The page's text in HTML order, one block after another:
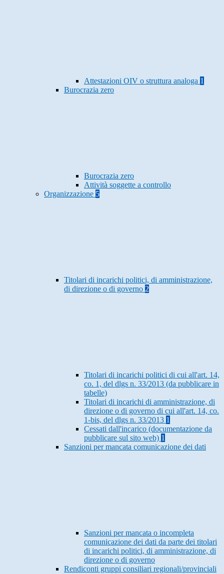
Attestazioni OIV o struttura analoga 1
Burocrazia zero
Burocrazia zero
Attività soggette a controllo
Organizzazione 5
Titolari di incarichi politici, di amministrazione,
di direzione o di governo 2
Titolari di incarichi politici di cui all'art. 14,
co. 1, del dlgs n. 33/2013 (da pubblicare in
tabelle)
Titolari di incarichi di amministrazione, di
direzione o di governo di cui all'art. 14, co.
1-bis, del dlgs n. 33/2013 1
Cessati dall'incarico (documentazione da
pubblicare sul sito web) 1
Sanzioni per mancata comunicazione dei dati
Sanzioni per mancata o incompleta
comunicazione dei dati da parte dei titolari
di incarichi politici, di amministrazione, di
direzione o di governo
Rendiconti gruppi consiliari regionali/provinciali